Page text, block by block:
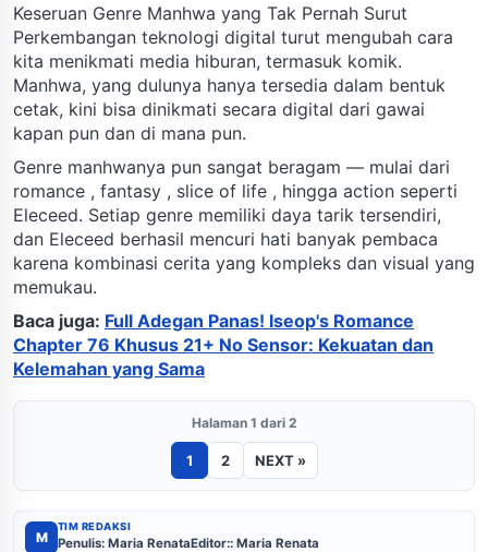
Keseruan Genre Manhwa yang Tak Pernah Surut
Perkembangan teknologi digital turut mengubah cara
kita menikmati media hiburan, termasuk komik.
Manhwa, yang dulunya hanya tersedia dalam bentuk
cetak, kini bisa dinikmati secara digital dari gawai
kapan pun dan di mana pun.
Genre manhwanya pun sangat beragam — mulai dari
romance , fantasy , slice of life , hingga action seperti
Eleceed. Setiap genre memiliki daya tarik tersendiri,
dan Eleceed berhasil mencuri hati banyak pembaca
karena kombinasi cerita yang kompleks dan visual yang
memukau.
Baca juga: Full Adegan Panas! Iseop's Romance
Chapter 76 Khusus 21+ No Sensor: Kekuatan dan
Kelemahan yang Sama
Halaman 1 dari 2
1 2 NEXT »
M
TIM REDAKSI
Penulis: Maria RenataEditor:: Maria Renata